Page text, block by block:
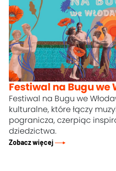
Festiwal na Bugu we
Festiwal na Bugu we
kulturalne, które łączy
pogranicza, czerpiąc
dziedzictwa.
Zobacz więcej